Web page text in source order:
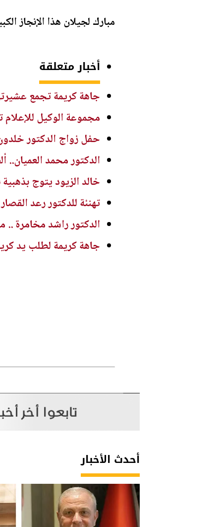
مبارك لجيلان هذا الإنجاز
أخبار متعلقة
جاهة كريمة تجمع
مجموعة الوكيل
حفل زواج الدكتور
الدكتور محمد العميان..
خالد الزيود يتوج
تهنئة للدكتور رعد
الدكتور راشد مخامرة ..
جاهة كريمة لطلب يد
أحدث الأخبار